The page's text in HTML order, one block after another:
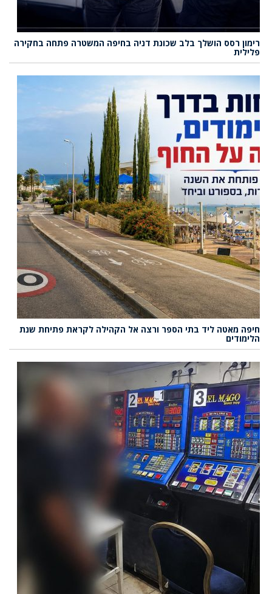
רימון רסס הושלך בלב שכונת דניה בחיפה המשטרה פתחה בחקירה
פלילית
חיפה מאטה ליד בתי הספר ורצה אל הקהילה לקראת פתיחת שנת
הלימודים